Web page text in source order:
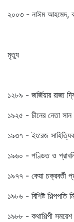
২০০৩ - নাঈম আহমেদ,
মৃত্যু
১২৮৯ - জর্জিয়ার রাজা
১৯২৫ - চীনের নেতা সান
১৯৩৭ - ইংরেজ
১৯৬০ - পণ্ডিত ও
১৯৭৭ - কেয়া চক্রবর্তী
১৯৮৬ - বিশিষ্ট শিল্পপতি
১৯৮৮ - কথাশিল্পী